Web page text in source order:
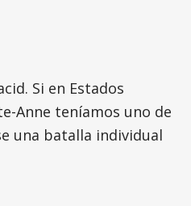
Si en Estados
Anne teníamos uno de
una batalla individual